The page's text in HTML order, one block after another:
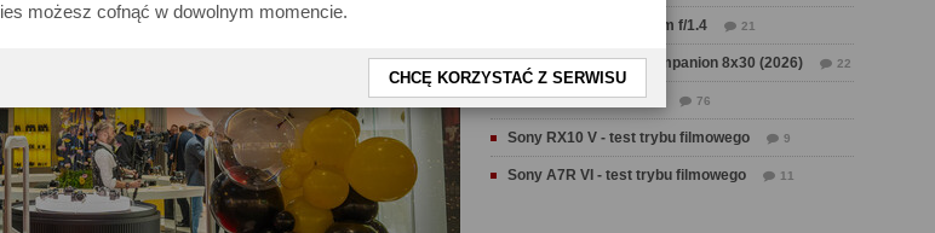
możesz cofnąć w dowolnym momencie.
CHCĘ KORZYSTAĆ Z SERWISU
Test Sirui Aurora 35 mm f/1.4 21
Test Swarovski CL Companion 8x30 (2026) 22
Test Fujifilm GFX 100 II 76
Sony RX10 V - test trybu filmowego 9
Sony A7R VI - test trybu filmowego 11